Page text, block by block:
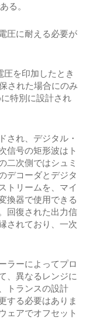
る。
圧に耐える必要が
圧を印加したとき
された場合にのみ
特別に設計され
され、デジタル・
信号の矩形波はト
二次側ではシュミ
デコーダとデジタ
トリームを、マイ
換器で使用できる
回復された出力信
されており、一次
ラーによってプロ
、異なるレンジに
トランスの設計
する必要はありま
ェアでオフセット